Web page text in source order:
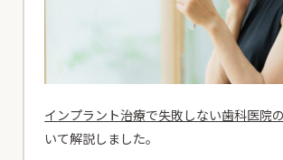
インプラント治療で失敗しない歯科医院
いて解説しました。